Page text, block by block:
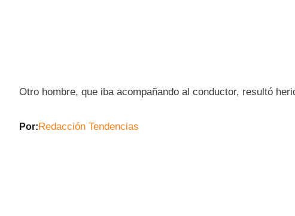
Otro hombre, que iba acompañando al conductor, resultó
Por:Redacción Tendencias